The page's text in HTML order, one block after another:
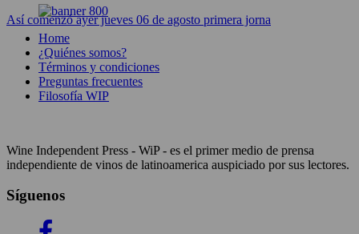
Así comenzó ayer jueves 06 de agosto primera jorna
Home
¿Quiénes somos?
Términos y condiciones
Preguntas frecuentes
Filosofía WIP
Wine Independent Press - WiP - es el primer medio de prensa
independiente de vinos de latinoamerica auspiciado por sus lectores.
Síguenos